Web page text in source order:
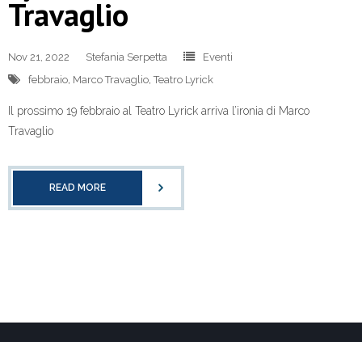
Travaglio
Nov 21, 2022 Stefania Serpetta
Eventi
febbraio, Marco Travaglio,Teatro Lyrick
Il prossimo 19 febbraio al Teatro Lyrick arriva l’ironia di Marco
Travaglio
READ MORE